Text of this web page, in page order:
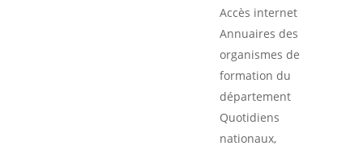
Accès internet
Annuaires des
organismes de
formation du
département
Quotidiens
nationaux,